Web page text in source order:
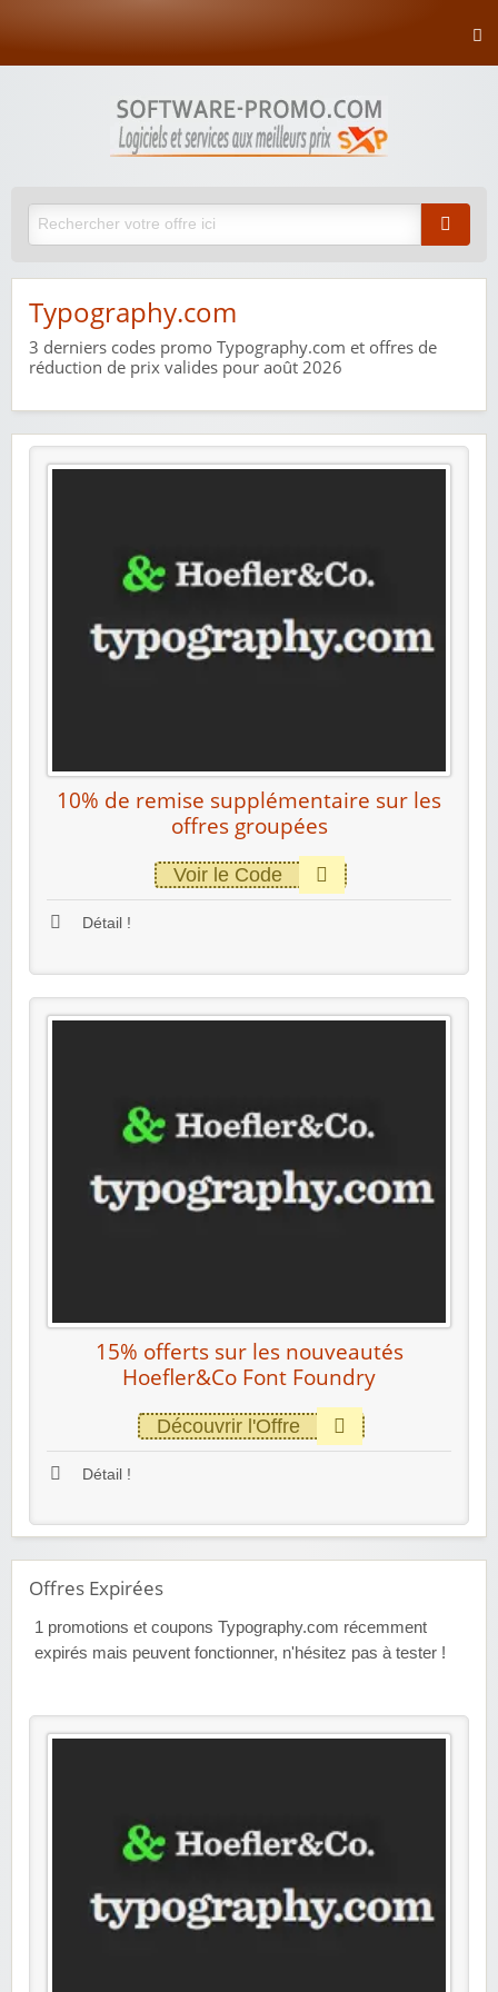
Typography.com
3 derniers codes promo Typography.com et offres de
réduction de prix valides pour août 2026
10% de remise supplémentaire sur les
offres groupées
Voir le Code
Détail !
15% offerts sur les nouveautés
Hoefler&Co Font Foundry
Découvrir l'Offre
Détail !
Offres Expirées
1 promotions et coupons Typography.com récemment
expirés mais peuvent fonctionner, n'hésitez pas à tester !